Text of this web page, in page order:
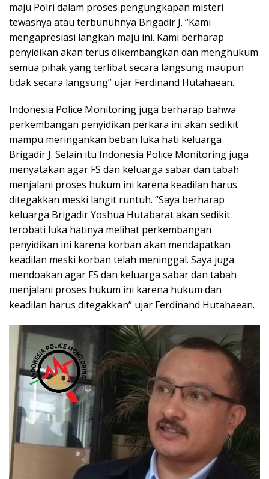
maju Polri dalam proses pengungkapan misteri
tewasnya atau terbunuhnya Brigadir J. “Kami
mengapresiasi langkah maju ini. Kami berharap
penyidikan akan terus dikembangkan dan menghukum
semua pihak yang terlibat secara langsung maupun
tidak secara langsung” ujar Ferdinand Hutahaean.
Indonesia Police Monitoring juga berharap bahwa
perkembangan penyidikan perkara ini akan sedikit
mampu meringankan beban luka hati keluarga
Brigadir J. Selain itu Indonesia Police Monitoring juga
menyatakan agar FS dan keluarga sabar dan tabah
menjalani proses hukum ini karena keadilan harus
ditegakkan meski langit runtuh. “Saya berharap
keluarga Brigadir Yoshua Hutabarat akan sedikit
terobati luka hatinya melihat perkembangan
penyidikan ini karena korban akan mendapatkan
keadilan meski korban telah meninggal. Saya juga
mendoakan agar FS dan keluarga sabar dan tabah
menjalani proses hukum ini karena hukum dan
keadilan harus ditegakkan” ujar Ferdinand Hutahaean.